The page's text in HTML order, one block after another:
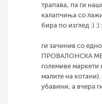
трапава, па ги
калапчиња со
бира по изглед :) :)
ги зачинив со
ПРОВАЛОНСКА
големиве
малите на
убавини, а вчера